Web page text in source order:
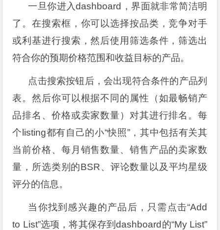
一旦你进入dashboard，界面就非常简洁明
了。在搜索框，你可以选择按品类，竞争对手
或利基进行搜索，然后使用筛选条件，筛选出
符合你的预期价格范围和收益目标的产品。
点击搜索按钮后，会出现符合条件的产品列
表。然后你可以根据不同的属性（如最畅销产
品排名、价格或卖家数量）对其进行排名。每
个listing都有自己的小“快照”，其中包括有关其
当前价格、每月销售数量、销售产品的卖家数
量，所选类别的BSR、评论数量以及平均星级
评分的信息。
当你找到感兴趣的产品后，只需点击“Add
to List”选项，将其保存到dashboard的“My List”